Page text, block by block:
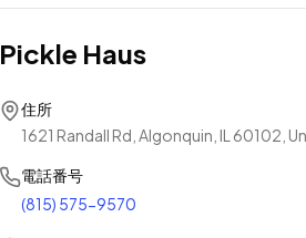
Pickle Haus
住所
1621 Randall Rd, Algonquin, IL 60102,
電話番号
(815) 575-9570